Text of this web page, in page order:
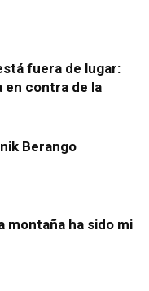
fuera de lugar:
en contra de la
Berango
montaña ha sido mi